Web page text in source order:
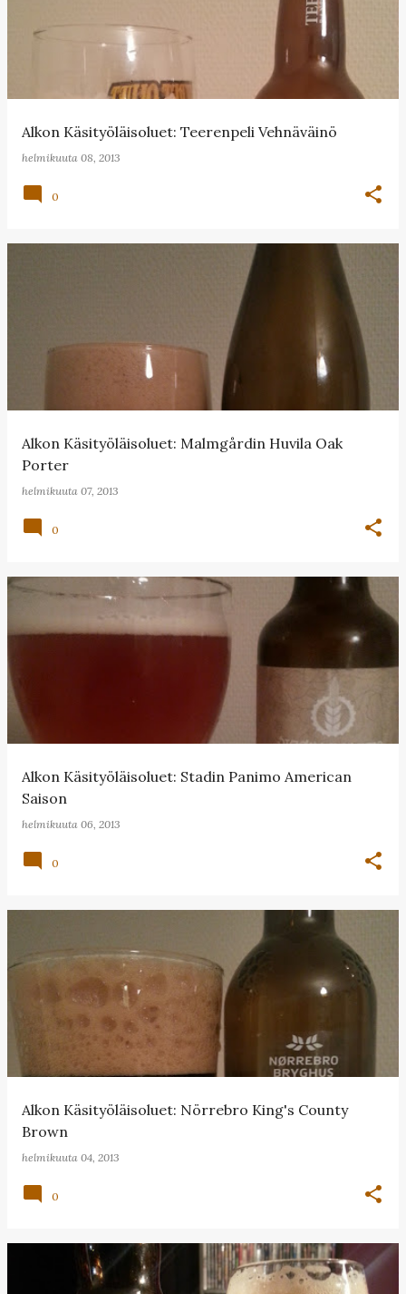
Alkon Käsityöläisoluet: Teerenpeli Vehnäväinö
helmikuuta 08, 2013
0
Alkon Käsityöläisoluet: Malmgårdin Huvila Oak
Porter
helmikuuta 07, 2013
0
Alkon Käsityöläisoluet: Stadin Panimo American
Saison
helmikuuta 06, 2013
0
Alkon Käsityöläisoluet: Nörrebro King's County
Brown
helmikuuta 04, 2013
0